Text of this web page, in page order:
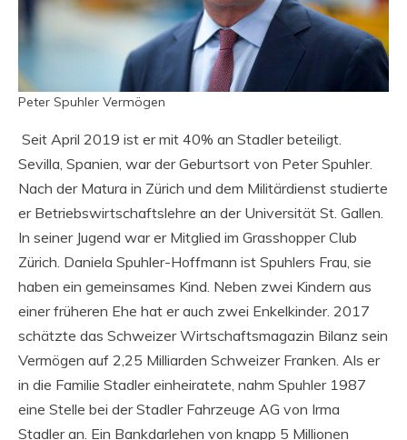
Peter Spuhler Vermögen
Seit April 2019 ist er mit 40% an Stadler beteiligt.
Sevilla, Spanien, war der Geburtsort von Peter Spuhler.
Nach der Matura in Zürich und dem Militärdienst studierte
er Betriebswirtschaftslehre an der Universität St. Gallen.
In seiner Jugend war er Mitglied im Grasshopper Club
Zürich. Daniela Spuhler-Hoffmann ist Spuhlers Frau, sie
haben ein gemeinsames Kind. Neben zwei Kindern aus
einer früheren Ehe hat er auch zwei Enkelkinder. 2017
schätzte das Schweizer Wirtschaftsmagazin Bilanz sein
Vermögen auf 2,25 Milliarden Schweizer Franken. Als er
in die Familie Stadler einheiratete, nahm Spuhler 1987
eine Stelle bei der Stadler Fahrzeuge AG von Irma
Stadler an. Ein Bankdarlehen von knapp 5 Millionen